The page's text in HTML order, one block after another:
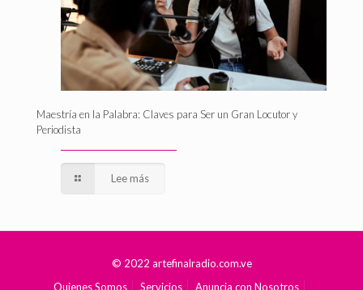
Maestría en la Palabra: Claves para Ser un Gran Locutor y
Periodista
Lee más
© 2022 artefinalradio.com.ve
Quienes Somos
Servicios Anuncia con Nosotros